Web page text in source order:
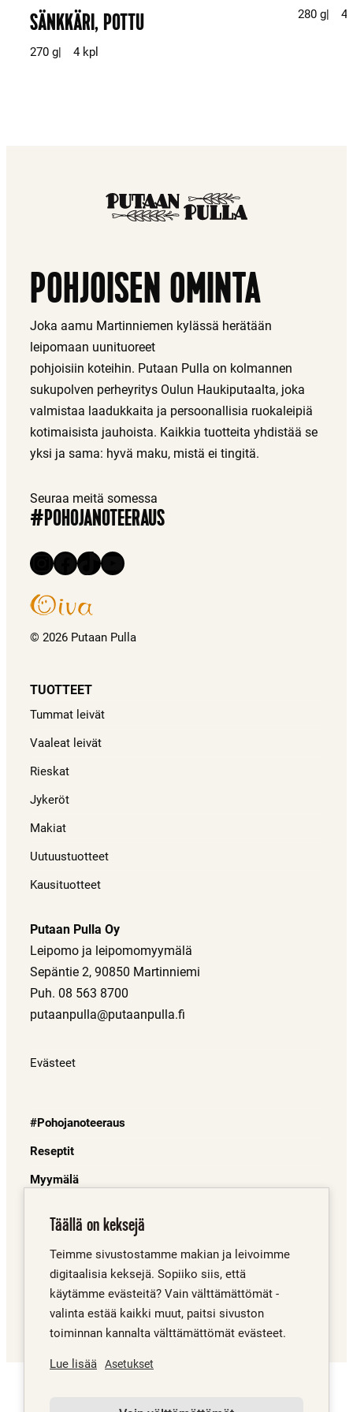
SÄNKKÄRI, POTTU
270 g 4 kpl
280 g 4
POHJOISEN OMINTA
Joka aamu Martinniemen kylässä herätään
leipomaan uunituoreet
pohjoisiin koteihin. Putaan Pulla on kolmannen
sukupolven perheyritys Oulun Haukiputaalta, joka
valmistaa laadukkaita ja persoonallisia ruokaleipiä
kotimaisista jauhoista. Kaikkia tuotteita yhdistää se
yksi ja sama: hyvä maku, mistä ei tingitä.
Seuraa meitä somessa
#POHOJANOTEERAUS
Instagram
Facebook
TikTokYouTube
© 2026 Putaan Pulla
TUOTTEET
Tummat leivät
Vaaleat leivät
Rieskat
Jykeröt
Makiat
Uutuustuotteet
Kausituotteet
Putaan Pulla Oy
Leipomo ja leipomomyymälä
Sepäntie 2, 90850 Martinniemi
Puh. 08 563 8700
putaanpulla@putaanpulla.fi
Evästeet
#Pohojanoteeraus
Reseptit
Myymälä
Yhteystiedot
Täällä on keksejä
Teimme sivustostamme makian ja leivoimme
digitaalisia keksejä. Sopiiko siis, että
käytämme evästeitä? Vain välttämättömät -
valinta estää kaikki muut, paitsi sivuston
toiminnan kannalta välttämättömät evästeet.
Lue lisää Asetukset